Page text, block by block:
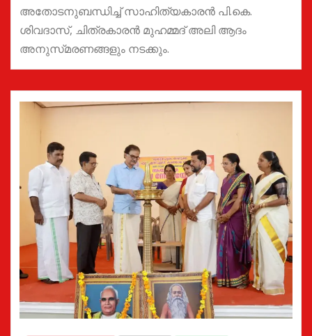
അതോടനുബന്ധിച്ച് സാഹിത്യകാരൻ പി.കെ.
ശിവദാസ്, ചിത്രകാരൻ മുഹമ്മദ് അലി ആദം
അനുസ്‌മരണങ്ങളും നടക്കും.